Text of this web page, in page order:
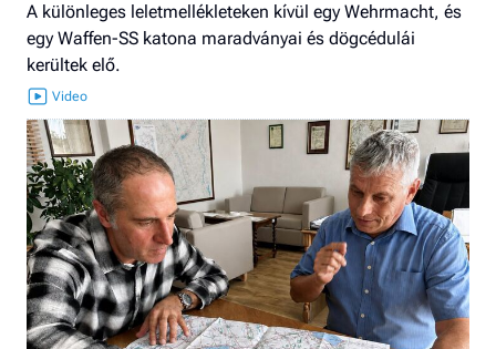
A különleges leletmellékleteken kívül egy Wehrmacht, és
egy Waffen-SS katona maradványai és dögcédulái
kerültek elő.